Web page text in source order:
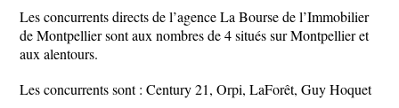
Les concurrents directs de l’agence La Bourse de l’Immobilier
de Montpellier sont aux nombres de 4 situés sur Montpellier et
aux alentours.
Les concurrents sont : Century 21, Orpi, LaForêt, Guy Hoquet